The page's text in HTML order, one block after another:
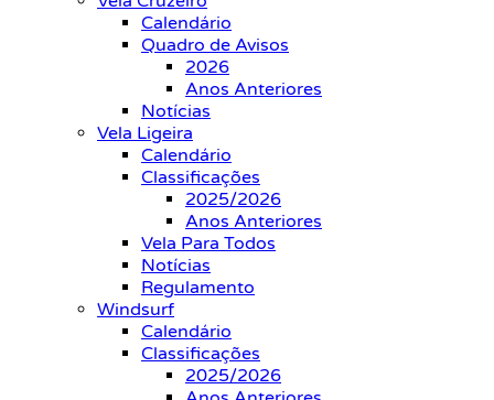
Calendário
Quadro de Avisos
2026
Anos Anteriores
Notícias
Vela Ligeira
Calendário
Classificações
2025/2026
Anos Anteriores
Vela Para Todos
Notícias
Regulamento
Windsurf
Calendário
Classificações
2025/2026